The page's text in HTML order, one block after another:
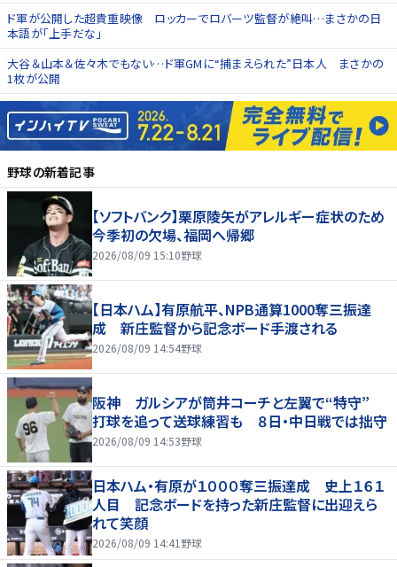
ド軍が公開した超貴重映像 ロッカーでロバーツ監督が絶叫…まさかの日
本語が「上手だな」
大谷＆山本＆佐々木でもない…ド軍GMに“捕まえられた”日本人 まさかの
1枚が公開
野球の新着記事
【ソフトバンク】栗原陵矢がアレルギー症状のため
今季初の欠場、福岡へ帰郷
2026/08/09 15:10野球
【日本ハム】有原航平、NPB通算1000奪三振達
成 新庄監督から記念ボード手渡される
2026/08/09 14:54野球
阪神 ガルシアが筒井コーチと左翼で“特守”
打球を追って送球練習も ８日・中日戦では拙守
2026/08/09 14:53野球
日本ハム・有原が１０００奪三振達成 史上１６１
人目 記念ボードを持った新庄監督に出迎えら
れて笑顔
2026/08/09 14:41 野球